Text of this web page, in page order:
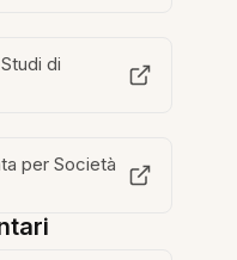
di
per Società